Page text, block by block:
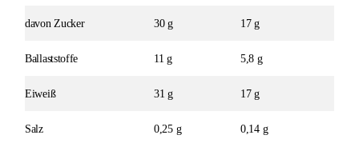
davon Zucker 30 g 17 g
Ballaststoffe 11 g 5,8 g
Eiweiß 31 g 17 g
Salz 0,25 g 0,14 g